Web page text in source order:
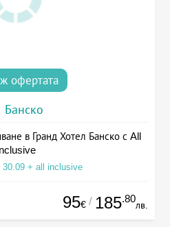
офертата
Банско
в Гранд Хотел Банско с All
30.09 + all inclusive
95€ / 185.80
лв.